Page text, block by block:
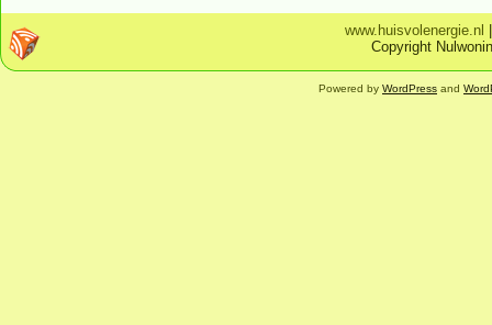
www.huisvolenergie.nl
Copyright
Powered by WordPress and